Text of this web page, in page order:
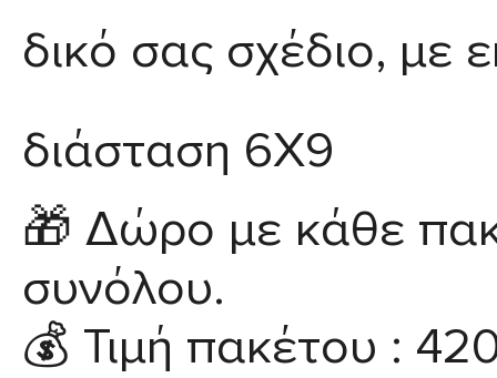
δικό σας σχέδιο, με
διάσταση 6Χ9
🎁 Δώρο με κάθε
συνόλου.
💰 Τιμή πακέτου :